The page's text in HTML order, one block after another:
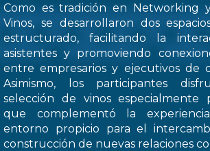
Como es tradición en Networking
Vinos, se desarrollaron dos
estructurado, facilitando la
asistentes y promoviendo
entre empresarios y ejecutivos de
Asimismo, los participantes
selección de vinos especialmente
que complementó la
entorno propicio para el
construcción de nuevas relaciones